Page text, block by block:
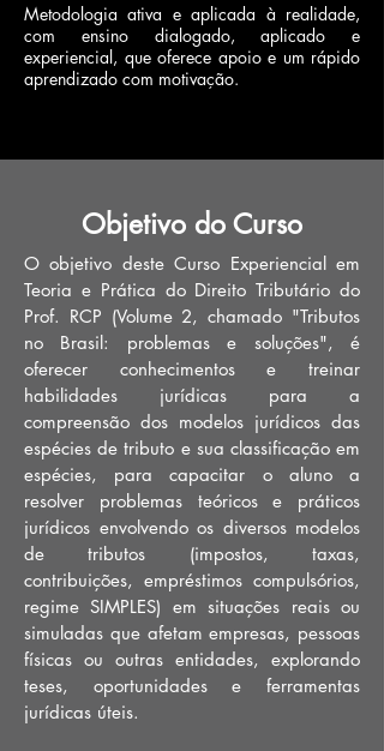
Metodologia ativa e aplicada à realidade,
com ensino dialogado, aplicado e
experiencial, que oferece apoio e um rápido
aprendizado com motivação.
Objetivo do Curso
O objetivo deste Curso Experiencial em
Teoria e Prática do Direito Tributário do
Prof. RCP (Volume 2, chamado "Tributos
no Brasil: problemas e soluções", é
oferecer conhecimentos e treinar
habilidades jurídicas para a
compreensão dos modelos jurídicos das
espécies de tributo e sua classificação em
espécies, para capacitar o aluno a
resolver problemas teóricos e práticos
jurídicos envolvendo os diversos modelos
de tributos (impostos, taxas,
contribuições, empréstimos compulsórios,
regime SIMPLES) em situações reais ou
simuladas que afetam empresas, pessoas
físicas ou outras entidades, explorando
teses, oportunidades e ferramentas
jurídicas úteis.